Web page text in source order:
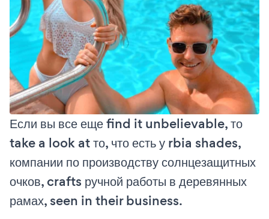
Если вы все еще find it unbelievable, то
take a look at то, что есть у rbia shades,
компании по производству солнцезащитных
очков, crafts ручной работы в деревянных
рамах, seen in their business.